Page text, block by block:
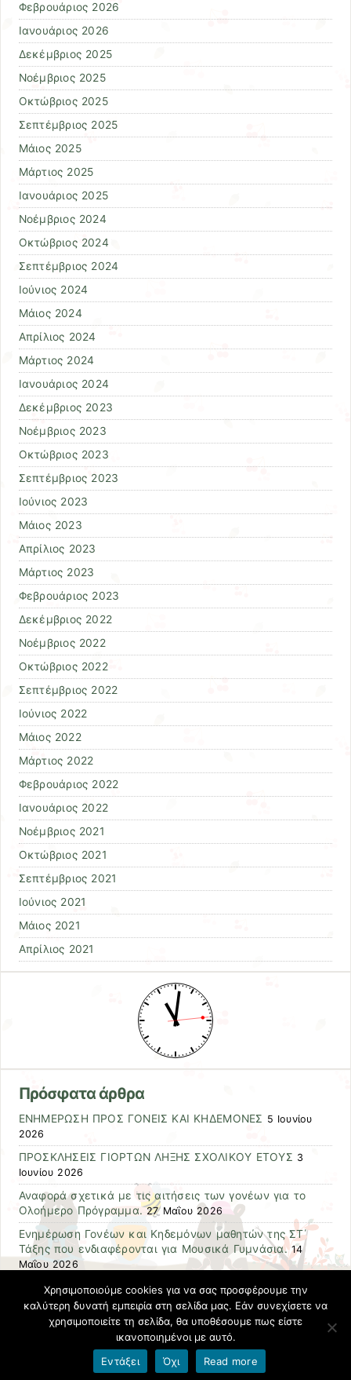
Φεβρουάριος 2026
Ιανουάριος 2026
Δεκέμβριος 2025
Νοέμβριος 2025
Οκτώβριος 2025
Σεπτέμβριος 2025
Μάιος 2025
Μάρτιος 2025
Ιανουάριος 2025
Νοέμβριος 2024
Οκτώβριος 2024
Σεπτέμβριος 2024
Ιούνιος 2024
Μάιος 2024
Απρίλιος 2024
Μάρτιος 2024
Ιανουάριος 2024
Δεκέμβριος 2023
Νοέμβριος 2023
Οκτώβριος 2023
Σεπτέμβριος 2023
Ιούνιος 2023
Μάιος 2023
Απρίλιος 2023
Μάρτιος 2023
Φεβρουάριος 2023
Δεκέμβριος 2022
Νοέμβριος 2022
Οκτώβριος 2022
Σεπτέμβριος 2022
Ιούνιος 2022
Μάιος 2022
Μάρτιος 2022
Φεβρουάριος 2022
Ιανουάριος 2022
Νοέμβριος 2021
Οκτώβριος 2021
Σεπτέμβριος 2021
Ιούνιος 2021
Μάιος 2021
Απρίλιος 2021
Πρόσφατα άρθρα
ΕΝΗΜΕΡΩΣΗ ΠΡΟΣ ΓΟΝΕΙΣ ΚΑΙ ΚΗΔΕΜΟΝΕΣ 5 Ιουνίου
2026
ΠΡΟΣΚΛΗΣΕΙΣ ΓΙΟΡΤΩΝ ΛΗΞΗΣ ΣΧΟΛΙΚΟΥ ΕΤΟΥΣ 3
Ιουνίου 2026
Αναφορά σχετικά με τις αιτήσεις των γονέων για το
Ολοήμερο Πρόγραμμα. 27 Μαΐου 2026
Ενημέρωση Γονέων και Κηδεμόνων μαθητών της ΣΤ΄
Τάξης που ενδιαφέρονται για Μουσικά Γυμνάσια. 14
Μαΐου 2026
Απεργία 13/05/2026 (Α.Δ.Ε.Δ.Υ.) 12 Μαΐου 2026
Αναζήτηση
Όροι χρήσης blogs.sch.gr|Δήλωση προσβασιμότητας
Χρησιμοποιούμε cookies για να σας προσφέρουμε την
καλύτερη δυνατή εμπειρία στη σελίδα μας. Εάν συνεχίσετε να
χρησιμοποιείτε τη σελίδα, θα υποθέσουμε πως είστε
ικανοποιημένοι με αυτό.
Εντάξει
Όχι Read more